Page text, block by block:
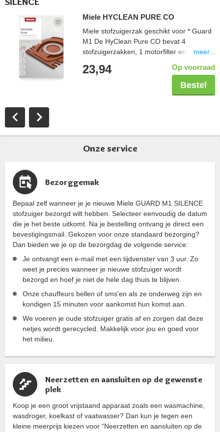
Miele HYCLEAN PURE CO
Miele stofzuigerzak geschikt voor * Guard
M1 De HyClean Pure CO bevat 4
stofzuigerzakken, 1 motorfilter en 1
de stofdeeltjes. Langere gebruiksduur
stofzuigerzakken door 3D-technologie.
meer...
23,94 Op voorraad
Bestel
Onze service
Bezorggemak
Bepaal zelf wanneer je je nieuwe Miele GUARD M1 SILENCE
stofzuiger bezorgd wilt hebben. Selecteer eenvoudig de datum
die je het beste uitkomt. Na je bestelling ontvang je direct een
bevestigingsmail. Gekozen voor onze standaard bezorging?
Dan bieden we je op de bezorgdag de volgende service:
Je ontvangt een e-mail met een tijdvenster van 3 uur. Zo
weet je precies wanneer je nieuwe stofzuiger wordt
bezorgd en hoef je niet de hele dag thuis te blijven.
Onze chauffeurs bellen of sms'en als ze onderweg zijn en
kondigen 15 minuten voor aankomst hun komst aan.
We voeren je oude stofzuiger gratis af en zorgen dat deze
netjes wordt gerecycled. Makkelijk voor jou en goed voor
het milieu.
Neerzetten en aansluiten op de gewenste
plek
Koop je een groot vrijstaand apparaat zoals een wasmachine,
wasdroger, koelkast of vaatwasser? Dan kun je tegen een
kleine meerprijs kiezen voor “Neerzetten en aansluiten op de